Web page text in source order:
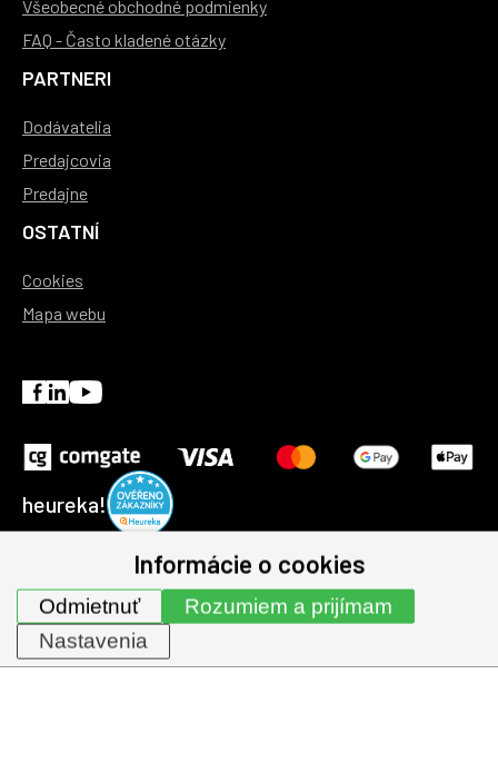
Všeobecné obchodné podmienky
FAQ - Často kladené otázky
PARTNERI
Dodávatelia
Predajcovia
Predajne
OSTATNÍ
Cookies
Mapa webu
heureka!
© 1991-2026 | GHV Trading, spol. s r.o. všechna práva
vyhrazena.
Informácie o cookies
Rozumiem a prijímam
Odmietnuť
Nastavenia